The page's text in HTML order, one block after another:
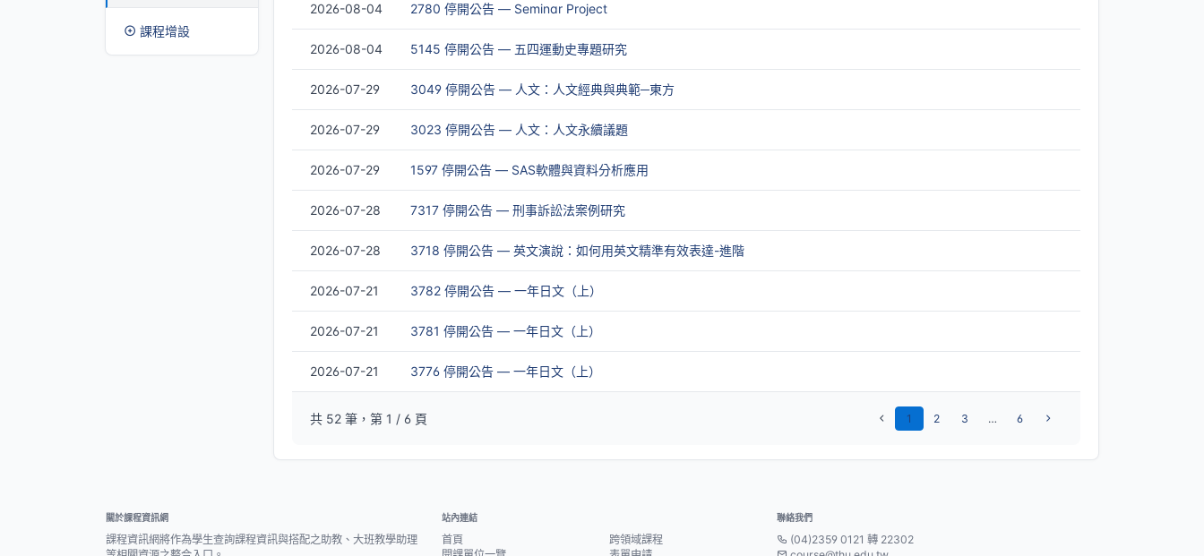
課程增設
2026-08-04 2780 停開公告 — Seminar Project
2026-08-04 5145 停開公告 — 五四運動史專題研究
2026-07-29 3049 停開公告 — 人文：人文經典與典範─東方
2026-07-29 3023 停開公告 — 人文：人文永續議題
2026-07-29 1597 停開公告 — SAS軟體與資料分析應用
2026-07-28 7317 停開公告 — 刑事訴訟法案例研究
2026-07-28 3718 停開公告 — 英文演說：如何用英文精準有效表達-進階
2026-07-21 3782 停開公告 — 一年日文（上）
2026-07-21 3781 停開公告 — 一年日文（上）
2026-07-21 3776 停開公告 — 一年日文（上）
共 52 筆，第 1 / 6 頁 1 2 3 … 6
關於課程資訊網
課程資訊網將作為學生查詢課程資訊與搭配之助教、大班教學助理
站內連結
首頁
跨領域課程
聯絡我們
(04)2359 0121 轉 22302